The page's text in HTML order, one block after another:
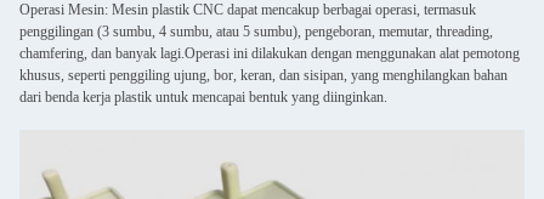
Operasi Mesin: Mesin plastik CNC dapat mencakup berbagai operasi, termasuk
penggilingan (3 sumbu, 4 sumbu, atau 5 sumbu), pengeboran, memutar, threading,
chamfering, dan banyak lagi.Operasi ini dilakukan dengan menggunakan alat pemotong
khusus, seperti penggiling ujung, bor, keran, dan sisipan, yang menghilangkan bahan
dari benda kerja plastik untuk mencapai bentuk yang diinginkan.